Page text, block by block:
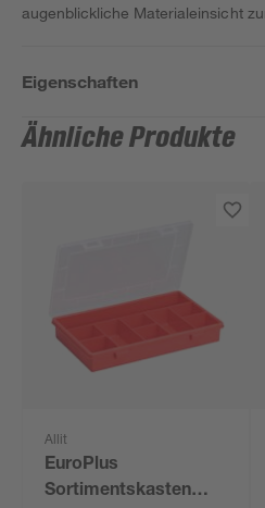
augenblickliche Materialeinsicht
Eigenschaften
Ähnliche Produkte
Allit
EuroPlus
Sortimentskasten